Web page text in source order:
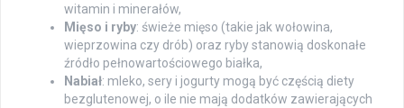
witamin i minerałów,
Mięso i ryby: świeże mięso (takie jak wołowina,
wieprzowina czy drób) oraz ryby stanowią doskonałe
źródło pełnowartościowego białka,
Nabiał: mleko, sery i jogurty mogą być częścią diety
bezglutenowej, o ile nie mają dodatków zawierających